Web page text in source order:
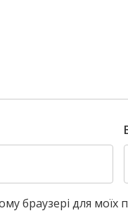
браузері для